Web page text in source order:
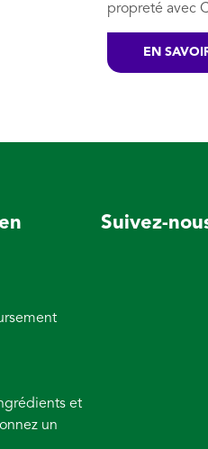
propreté avec
EN
et
un
Suivez-